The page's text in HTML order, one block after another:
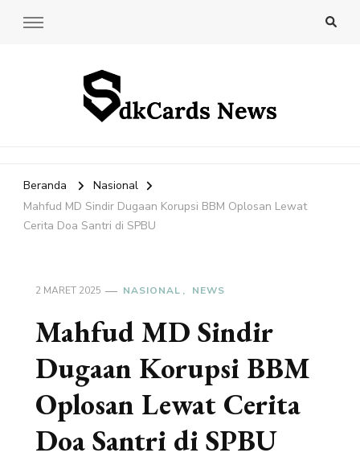
Beranda
Nasional
Mahfud MD Sindir Dugaan Korupsi BBM Oplosan Lewat
Cerita Doa Santri di SPBU
2 MARET 2025 NASIONAL NEWS
Mahfud MD Sindir
Dugaan Korupsi BBM
Oplosan Lewat Cerita
Doa Santri di SPBU